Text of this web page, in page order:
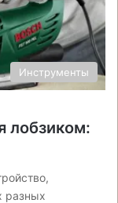
Инструменты
лобзиком:
разных